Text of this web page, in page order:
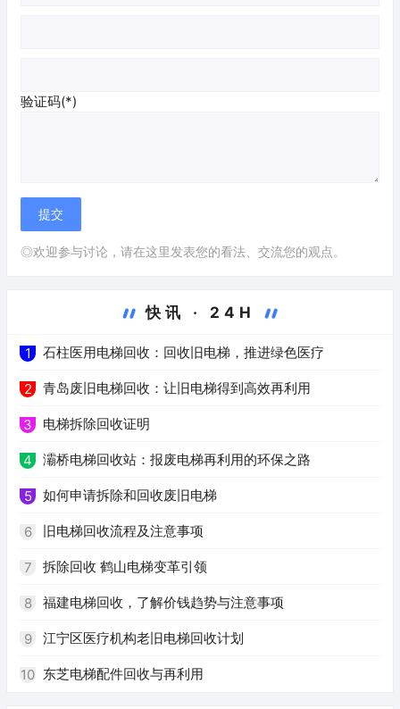
验证码(*)
◎欢迎参与讨论，请在这里发表您的看法、交流您的观点。
快讯 · 24H
1 石柱医用电梯回收：回收旧电梯，推进绿色医疗
2 青岛废旧电梯回收：让旧电梯得到高效再利用
3 电梯拆除回收证明
4 灞桥电梯回收站：报废电梯再利用的环保之路
5 如何申请拆除和回收废旧电梯
6 旧电梯回收流程及注意事项
7 拆除回收 鹤山电梯变革引领
8 福建电梯回收，了解价钱趋势与注意事项
9 江宁区医疗机构老旧电梯回收计划
10 东芝电梯配件回收与再利用